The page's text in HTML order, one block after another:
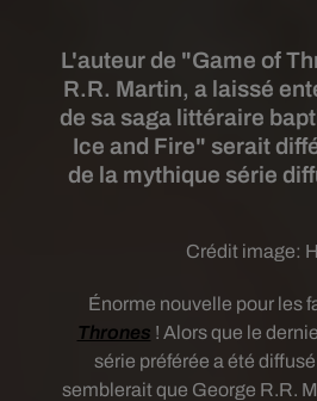
L'auteur de "Game of
R.R. Martin, a laissé
de sa saga littéraire
Ice and Fire" serait
de la mythique série
Crédit image:
Énorme nouvelle pour les
Thrones ! Alors que le
série préférée a été
semblerait que George R.R.